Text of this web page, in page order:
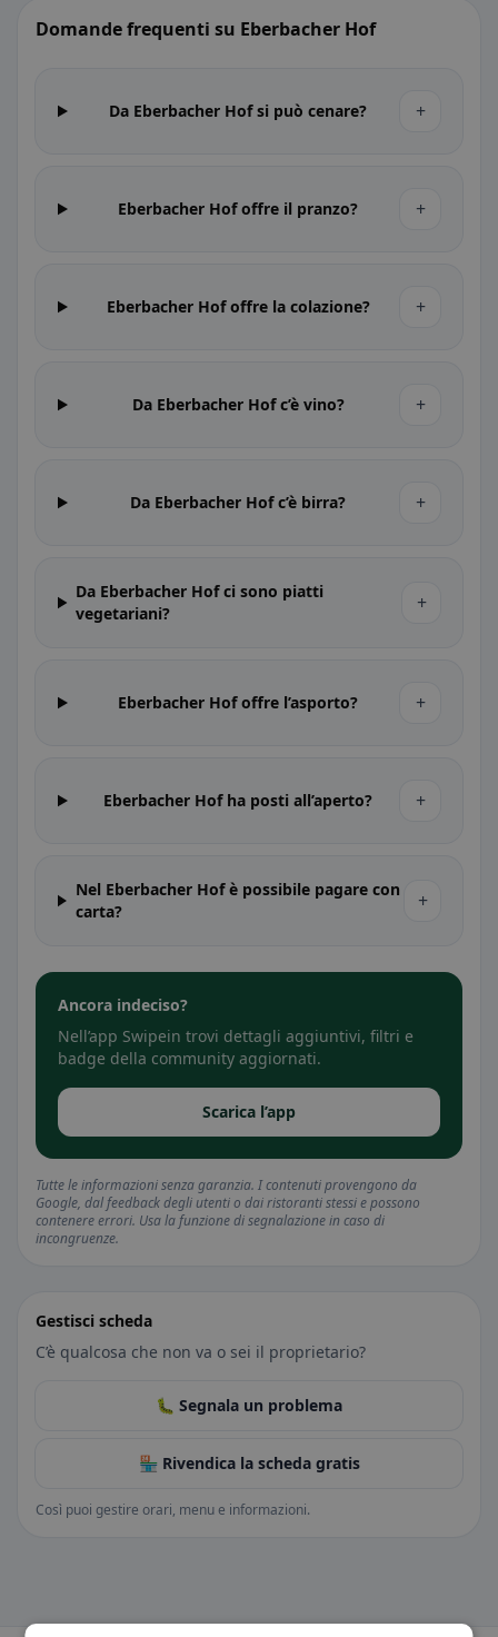
Domande frequenti su Eberbacher Hof
Da Eberbacher Hof si può cenare? +
Eberbacher Hof offre il pranzo? +
Eberbacher Hof offre la colazione? +
Da Eberbacher Hof c’è vino? +
Da Eberbacher Hof c’è birra? +
Da Eberbacher Hof ci sono piatti
vegetariani?
+
Eberbacher Hof offre l’asporto? +
Eberbacher Hof ha posti all’aperto? +
Nel Eberbacher Hof è possibile pagare con
carta?
+
Ancora indeciso?
Nell’app Swipein trovi dettagli aggiuntivi, filtri e
badge della community aggiornati.
Scarica l’app
Tutte le informazioni senza garanzia. I contenuti provengono da
Google, dal feedback degli utenti o dai ristoranti stessi e possono
contenere errori. Usa la funzione di segnalazione in caso di
incongruenze.
Gestisci scheda
C’è qualcosa che non va o sei il proprietario?
🐛 Segnala un problema
🏪 Rivendica la scheda gratis
Così puoi gestire orari, menu e informazioni.